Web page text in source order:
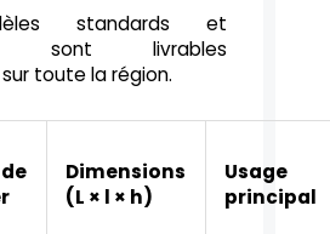
standards et
sont livrables
toute la région.
Dimensions
(L × l × h)
Usage
principal